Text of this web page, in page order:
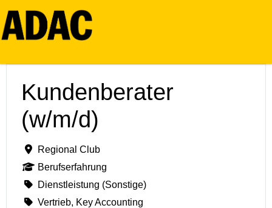
Kundenberater
(w/m/d)
Regional Club
Berufserfahrung
Dienstleistung (Sonstige)
Vertrieb, Key Accounting